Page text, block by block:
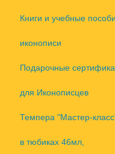
Книги и учебные
иконописи
Подарочные
для Иконописцев
Темпера "Мастер-
в тюбиках 46мл,